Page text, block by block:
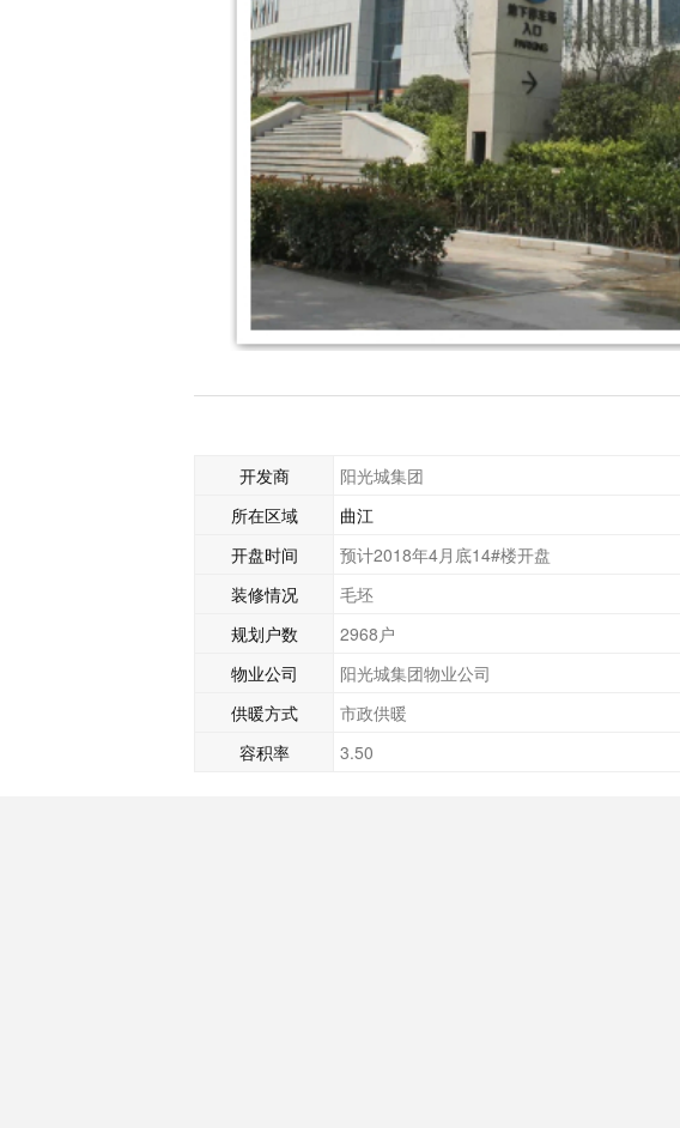
开发商 阳光城集团
所在区域
曲江
开盘时间
预计2018年4月底14#楼开盘
装修情况
毛坯
规划户数
2968户
物业公司
阳光城集团物业公司
供暖方式
市政供暖
容积率
3.50